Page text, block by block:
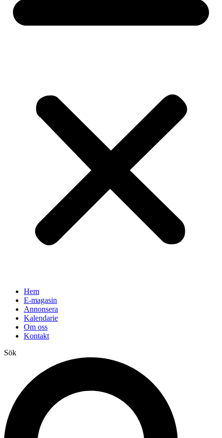
Hem
E-magasin
Annonsera
Kalendarie
Om oss
Kontakt
Sök